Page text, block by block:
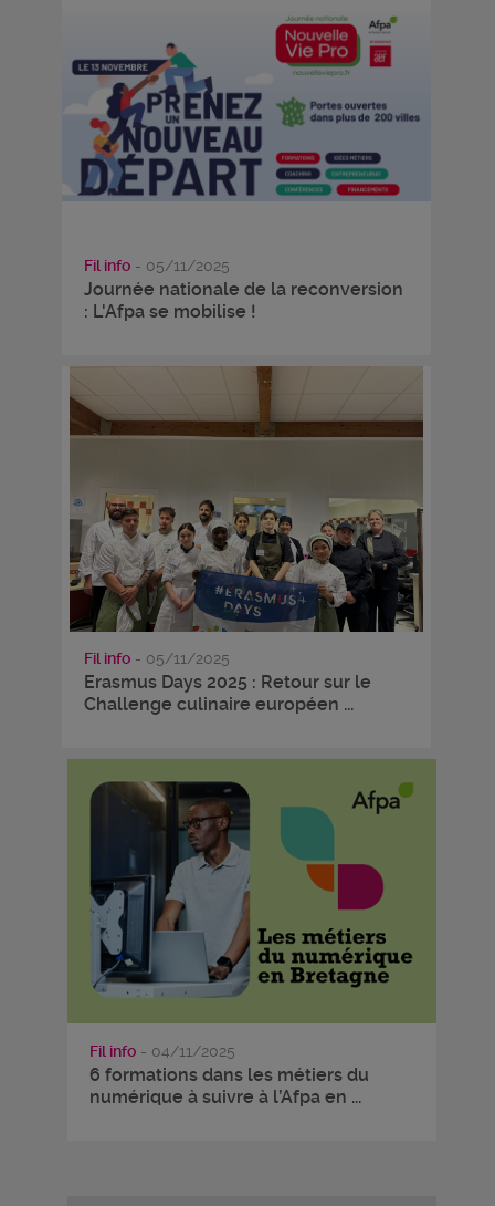
Fil info - 05/11/2025
Journée nationale de la reconversion
: L'Afpa se mobilise !
Fil info - 05/11/2025
Erasmus Days 2025 : Retour sur le
Challenge culinaire européen ...
Fil info - 04/11/2025
6 formations dans les métiers du
numérique à suivre à l’Afpa en ...